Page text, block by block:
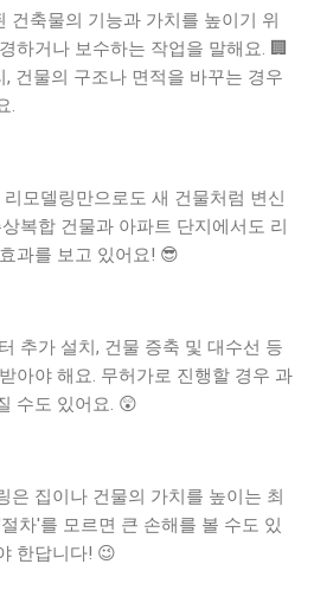
건축물의 기능과 가치를 높이기 위
하거나 보수하는 작업을 말해요. 🏢
건물의 구조나 면적을 바꾸는 경우
.
모델링만으로도 새 건물처럼 변신
복합 건물과 아파트 단지에서도 리
과를 보고 있어요! 😎
추가 설치, 건물 증축 및 대수선 등
아야 해요. 무허가로 진행할 경우 과
수도 있어요. 😲
은 집이나 건물의 가치를 높이는 최
차'를 모르면 큰 손해를 볼 수도 있
한답니다! 😉